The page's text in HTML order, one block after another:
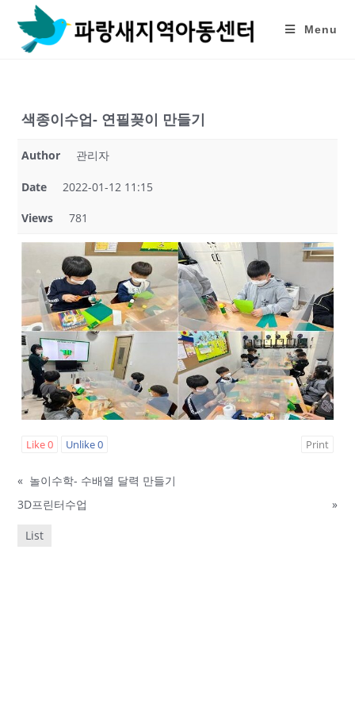
content
Menu
색종이수업- 연필꽂이 만들기
Author 관리자
Date 2022-01-12 11:15
Views 781
Like0 Unlike0 Print
« 놀이수학- 수배열 달력 만들기
3D프린터수업
»
List